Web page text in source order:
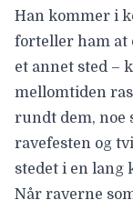
Han kommer i
forteller ham at
et annet sted –
mellomtiden
rundt dem, noe
ravefesten og
stedet i en lang
Når raverne